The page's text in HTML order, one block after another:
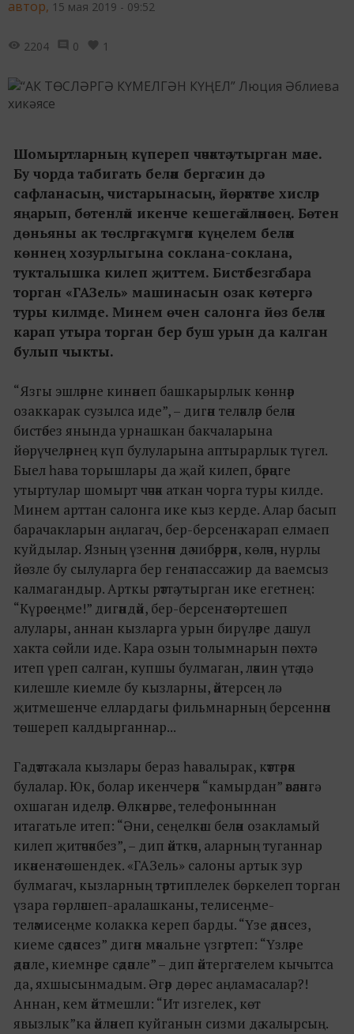
автор, 15 мая 2019 - 09:52
2204 0 1
Шомыртларның күпереп чәчәктә утырган мәле.
Бу чорда табигать белән бергә син дә
сафланасың, чистарынасың, йөрәктәге хисләр
яңарып, бөтенләй икенче кешегә әйләнәсең. Бөтен
дөньяны ак төсләргә күмгән күңелем белән
көннең хозурлыгына соклана-соклана,
тукталышка килеп җиттем. Бистәбезгә бара
торган «ГАЗель» машинасын озак көтергә
туры килмәде. Минем өчен салонга йөз белән
карап утыра торган бер буш урын да калган
булып чыкты.
“Язгы эшләрне кинәнеп башкарырлык көннәр
озаккарак сузылса иде”, – дигән теләкләр белән
бистәбез янында урнашкан бакчаларына
йөрүчеләрнең күп булуларына аптырарлык түгел.
Быел һава торышлары да җай килеп, бәрәңге
утыртулар шомырт чәчәк аткан чорга туры килде.
Минем арттан салонга ике кыз керде. Алар басып
барачакларын аңлагач, бер-берсенә карап елмаеп
куйдылар. Язның үзеннән дә чибәррәк, көләч, нурлы
йөзле бу сылуларга бер генә пассажир да ваемсыз
калмагандыр. Арткы рәттә утырган ике егетнең:
“Күрәсеңме!” дигәндәй, бер-берсенә төртешеп
алулары, аннан кызларга урын бирүләре дә шул
хакта сөйли иде. Кара озын толымнарын пөхтә
итеп үреп салган, купшы булмаган, ләкин үтә дә
килешле киемле бу кызларны, әйтерсең лә
җитмешенче еллардагы фильмнарның берсеннән
төшереп калдырганнар...
Гадәттә кала кызлары бераз һавалырак, кәттәрәк
булалар. Юк, болар икенчерәк “камырдан” әвәләнгә
охшаган иделәр. Өлкәнрәге, телефоныннан
итагатьле итеп: “Әни, сеңелкәш белән озакламый
килеп җитәчәкбез”, – дип әйткәч, аларның туганнар
икәненә төшендек. «ГАЗель» салоны артык зур
булмагач, кызларның тәртиплелек бөркелеп торган
үзара гөрләшеп-аралашканы, телисеңме-
теләмисеңме колакка кереп барды. “Үзе әдәпсез,
киеме сәдәпсез” дигән мәкальне үзгәртеп: “Үзләре
әдәпле, киемнәре сәдәпле” – дип әйтергә телем кычытса
да, яхшысынмадым. Әгәр дөрес аңламасалар?!
Аннан, кем әйтмешли: “Ит изгелек, көт
явызлык”ка әйләнеп куйганын сизми дә калырсың.